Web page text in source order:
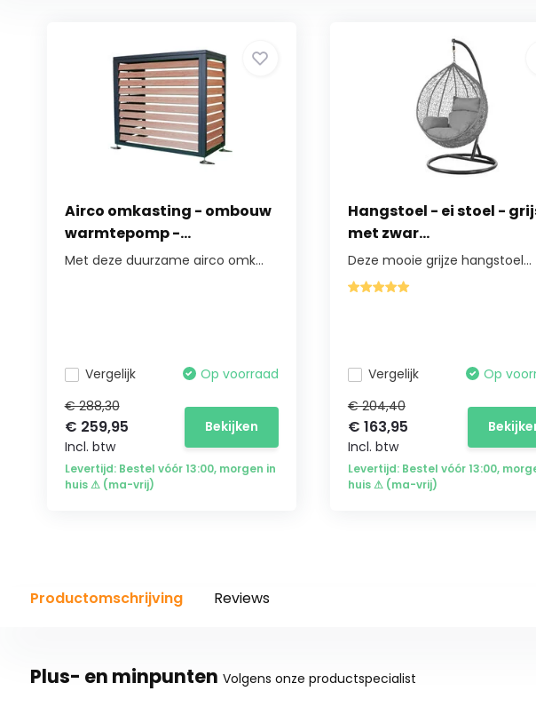
Airco omkasting - ombouw
warmtepomp -...
Met deze duurzame airco omk...
Vergelijk
Op voorraad
€ 288,30
€ 259,95
Incl. btw
Bekijken
Levertijd: Bestel vóór 13:00, morgen in
huis ⚠ (ma-vrij)
Hangstoel - ei stoel -
met zwar...
Deze mooie grijze hangstoel...
Vergelijk
Op
€ 204,40
€ 163,95
Incl. btw
Levertijd: Bestel vóór 13:00,
huis ⚠ (ma-vrij)
Productomschrijving Reviews
Plus- en minpunten Volgens onze productspecialist